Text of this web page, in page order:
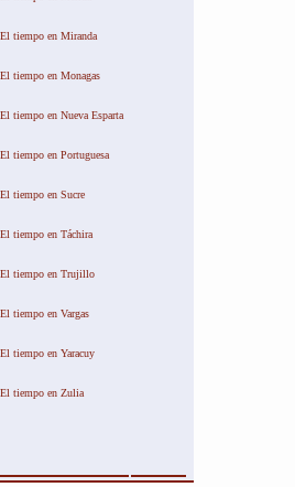
El tiempo en Miranda
El tiempo en Monagas
El tiempo en Nueva Esparta
El tiempo en Portuguesa
El tiempo en Sucre
El tiempo en Táchira
El tiempo en Trujillo
El tiempo en Vargas
El tiempo en Yaracuy
El tiempo en Zulia